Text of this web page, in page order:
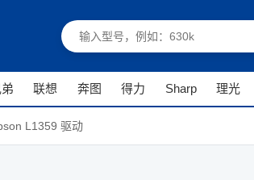
联想 奔图 得力 Sharp 理光
L1359 驱动